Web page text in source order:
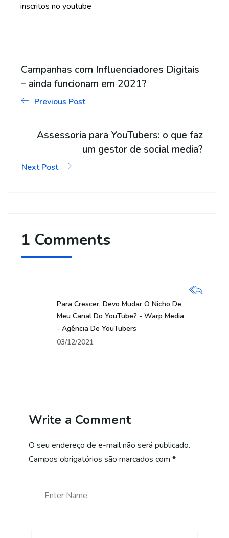
inscritos no youtube
Campanhas com Influenciadores Digitais
– ainda funcionam em 2021?
Previous Post
Assessoria para YouTubers: o que faz
um gestor de social media?
Next Post
1 Comments
Para Crescer, Devo Mudar O Nicho De
Meu Canal Do YouTube? - Warp Media
- Agência De YouTubers
03/12/2021
Write a Comment
O seu endereço de e-mail não será publicado.
Campos obrigatórios são marcados com *